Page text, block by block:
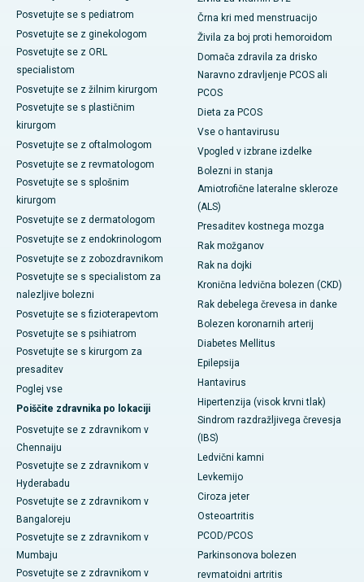
Posvetujte se s pediatrom
Posvetujte se z ginekologom
Posvetujte se z ORL
specialistom
Posvetujte se z žilnim kirurgom
Posvetujte se s plastičnim
kirurgom
Posvetujte se z oftalmologom
Posvetujte se z revmatologom
Posvetujte se s splošnim
kirurgom
Posvetujte se z dermatologom
Posvetujte se z endokrinologom
Posvetujte se z zobozdravnikom
Posvetujte se s specialistom za
nalezljive bolezni
Posvetujte se s fizioterapevtom
Posvetujte se s psihiatrom
Posvetujte se s kirurgom za
presaditev
Poglej vse
Poiščite zdravnika po lokaciji
Posvetujte se z zdravnikom v
Chennaiju
Posvetujte se z zdravnikom v
Hyderabadu
Posvetujte se z zdravnikom v
Bangaloreju
Posvetujte se z zdravnikom v
Mumbaju
Posvetujte se z zdravnikom v
Črna kri med menstruacijo
Živila za boj proti hemoroidom
Domača zdravila za drisko
Naravno zdravljenje PCOS ali
PCOS
Dieta za PCOS
Vse o hantavirusu
Vpogled v izbrane izdelke
Bolezni in stanja
Amiotrofične lateralne skleroze
(ALS)
Presaditev kostnega mozga
Rak možganov
Rak na dojki
Kronična ledvična bolezen (CKD)
Rak debelega črevesa in danke
Bolezen koronarnih arterij
Diabetes Mellitus
Epilepsija
Hantavirus
Hipertenzija (visok krvni tlak)
Sindrom razdražljivega črevesja
(IBS)
Ledvični kamni
Levkemijo
Ciroza jeter
Osteoartritis
PCOD/PCOS
Parkinsonova bolezen
revmatoidni artritis